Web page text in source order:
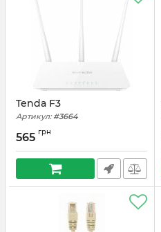
Tenda F3
Артикул: #3664
565 грн